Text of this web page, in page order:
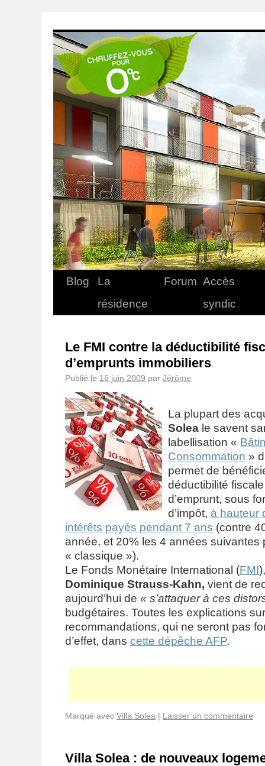
Blog
La
résidence
Forum Accès
syndic
Le FMI contre la déductibilité
d’emprunts immobiliers
Publié le 16 juin 2009 par Jérôme
La plupart des
Solea le savent
labellisation «
Consommation »
permet de
déductibilité
d’emprunt, sous
d’impôt, à hauteur
intérêts payés pendant 7 ans (contre
année, et 20% les 4 années suivantes
« classique »).
Le Fonds Monétaire International (FMI
Dominique Strauss-Kahn, vient de
aujourd’hui de « s’attaquer à ces
budgétaires. Toutes les explications
recommandations, qui ne seront pas
d’effet, dans cette dépêche AFP.
Marqué avec Villa Solea | Laisser un commentaire
Villa Solea : de nouveaux